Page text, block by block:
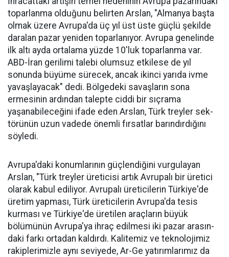
topar­lanma olduğunu belirten Arslan, "Almanya başta
olmak üzere Av­rupa'da üç yıl üst üste güçlü şe­kilde
daralan pazar yeniden to­parlanıyor. Avrupa genelinde
ilk altı ayda ortalama yüzde 10'luk toparlanma var.
ABD-İran geri­limi talebi olumsuz etkilese de yıl
sonunda büyüme sürecek, ancak ikinci yarıda ivme
yavaşlayacak" dedi. Bölgedeki savaşların sona
ermesinin ardından talepte ciddi bir sıçrama
yaşanabileceğini ifa­de eden Arslan, Türk treyler sek­
törünün uzun vadede önemli fır­satlar barındırdığını
söyledi.
Avrupa'daki konumlarının güçlendiğini vurgulayan
Arslan, "Türk treyler üreticisi artık Avru­palı bir üretici
ola­rak kabul ediliyor. Avrupalı üreticile­rin Türkiye'de
üre­tim yapması, Türk üreticilerin Avru­pa'da tesis
kurması ve Türkiye'de üreti­len araçların büyük
bölümünün Avru­pa'ya ihraç edilme­si iki pazar arasın­
daki farkı ortadan kaldırdı. Kalitemiz ve teknolojimiz
ra­kiplerimizle aynı seviyede, Ar-Ge ya­tırımlarımız da